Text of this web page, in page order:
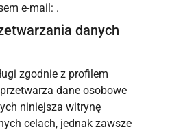
e-mail: .
danych
zgodnie z profilem
dane osobowe
niniejsza witrynę
celach, jednak zawsze